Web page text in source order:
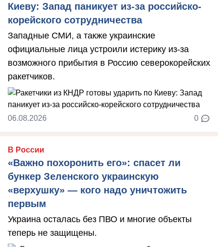
Киеву: Запад паникует из-за российско-
корейского сотрудничества
Западные СМИ, а также украинские
официальные лица устроили истерику из-за
возможного прибытия в Россию северокорейских
ракетчиков.
06.08.2026 0
В России
«Важно похоронить его»: спасет ли
бункер Зеленского украинскую
«верхушку» — кого надо уничтожить
первым
Украина осталась без ПВО и многие объекты
теперь не защищены.